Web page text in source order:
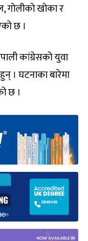
गोलीको खोका र
छ ।
कांग्रेसको युवा
। घटनाका बारेमा
छ ।